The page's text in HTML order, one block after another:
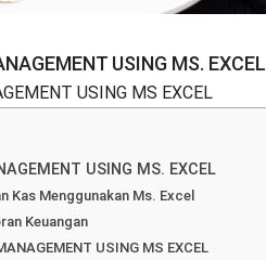
USING MS. EXCEL
USING MS EXCEL
USING MS. EXCEL
Kas Menggunakan Ms. Excel
Keuangan
USING MS EXCEL